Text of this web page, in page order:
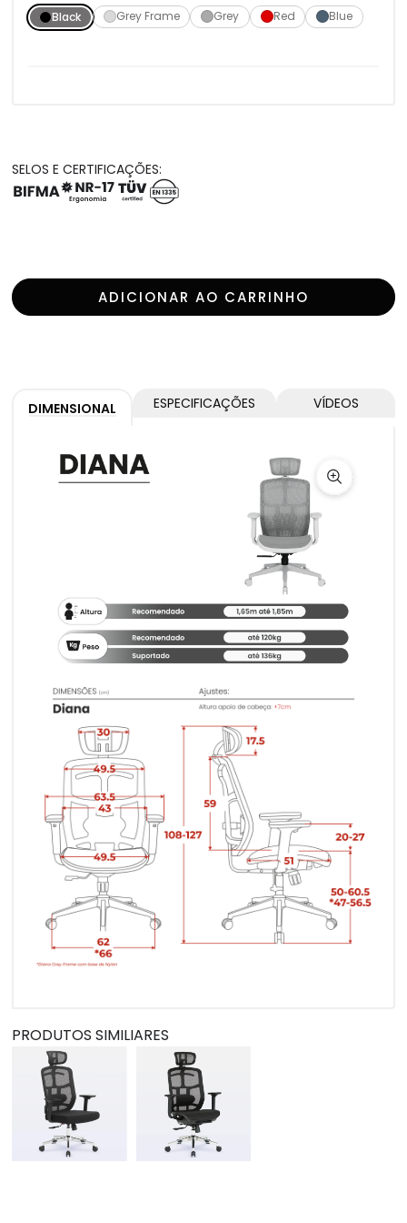
Black Grey Frame Grey Red Blue
SELOS E CERTIFICAÇÕES:
ADICIONAR AO CARRINHO
DIMENSIONAL ESPECIFICAÇÕES VÍDEOS
PRODUTOS SIMILIARES